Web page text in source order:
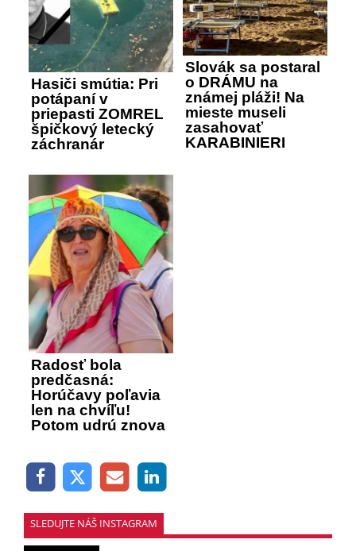
Hasiči smútia: Pri
potápaní v
priepasti ZOMREL
špičkový letecký
záchranár
Slovák sa postaral
o DRÁMU na
známej pláži! Na
mieste museli
zasahovať
KARABINIERI
Radosť bola
predčasná:
Horúčavy poľavia
len na chvíľu!
Potom udrú znova
SLEDUJTE NÁŠ INSTAGRAM